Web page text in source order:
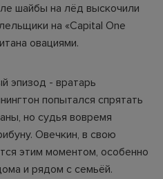
шайбы на лёд выскочили
на «Capital One
овациями.
эпизод - вратарь
попытался спрятать
но судья вовремя
Овечкин, в свою
этим моментом, особенно
и рядом с семьёй.